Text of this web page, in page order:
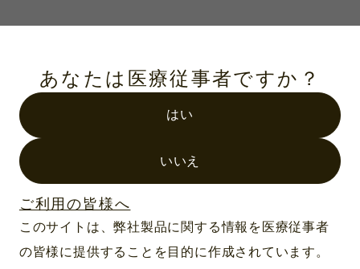
あなたは医療従事者ですか？
はい
いいえ
ご利用の皆様へ
このサイトは、弊社製品に関する情報を医療従事者
の皆様に提供することを目的に作成されています。